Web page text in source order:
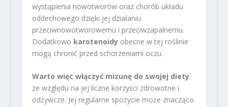
wystąpienia nowotworów oraz chorób układu
oddechowego dzięki jej działaniu
przeciwnowotworowemu i przeciwzapalnemu.
Dodatkowo karotenoidyobecne w tej roślinie
mogą chronić przed schorzeniami oczu.
Warto więc włączyć mizunę do swojej diety
ze względu na jej liczne korzyści zdrowotne i
odżywcze. Jej regularne spożycie może znacząco